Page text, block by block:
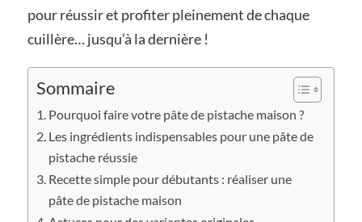
pour réussir et profiter pleinement de chaque
cuillère… jusqu’à la dernière !
Sommaire
Pourquoi faire votre pâte de pistache maison ?
Les ingrédients indispensables pour une pâte de
pistache réussie
Recette simple pour débutants : réaliser une
pâte de pistache maison